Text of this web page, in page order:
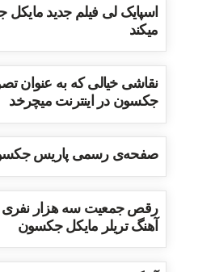
اسپایک لی فیلم جدید
میکند
نقاشی خیالی که به عنوان
جکسون در اینترنت میچرخد
صفحه‌ی رسمی پاریس جکسون
رقص جمعیت سه هزار نفری
آهنگ تریلر مایکل جکسون